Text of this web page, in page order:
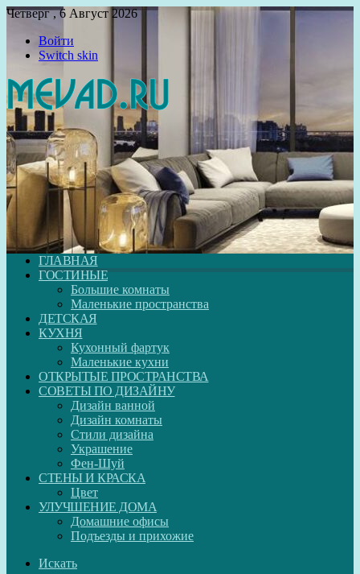
Четверг , 6 Август 2026
Войти
Switch skin
ГЛАВНАЯ
ГОСТИНЫЕ
Большие комнаты
Маленькие пространства
ДЕТСКАЯ
КУХНЯ
Кухонный фартук
Маленькие кухни
ОТКРЫТЫЕ ПРОСТРАНСТВА
СОВЕТЫ ПО ДИЗАЙНУ
Дизайн ванной
Дизайн комнаты
Стили дизайна
Украшение
Фен-Шуй
СТЕНЫ И КРАСКА
Цвет
УЛУЧШЕНИЕ ДОМА
Домашние офисы
Подъезды и прихожие
Искать